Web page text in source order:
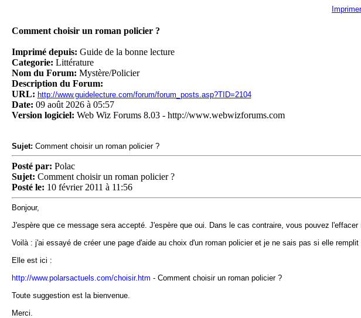
Comment choisir un roman policier ?
Imprimé depuis: Guide de la bonne lecture
Categorie: Littérature
Nom du Forum: Mystère/Policier
Description du Forum:
URL: http://www.guidelecture.com/forum/forum_posts.asp?TID=2104
Date: 09 août 2026 à 05:57
Version logiciel: Web Wiz Forums 8.03 - http://www.webwizforums.com
Sujet: Comment choisir un roman policier ?
Posté par: Polac
Sujet: Comment choisir un roman policier ?
Posté le: 10 février 2011 à 11:56
Bonjour,
J'espère que ce message sera accepté. J'espère que oui. Dans le cas contraire, vous pouvez
Voilà : j'ai essayé de créer une page d'aide au choix d'un roman policier et je ne sais pas si elle remplit
Elle est ici :
http://www.polarsactuels.com/choisir.htm - Comment choisir un roman policier ?
Toute suggestion est la bienvenue.
Merci.